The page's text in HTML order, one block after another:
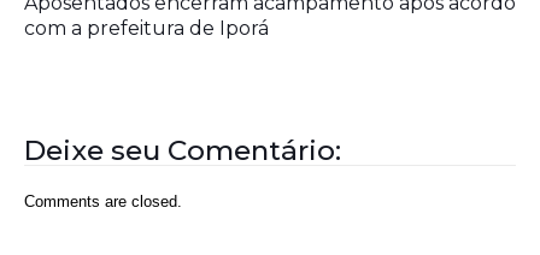
Prefeitura entrega melhorias em escolas